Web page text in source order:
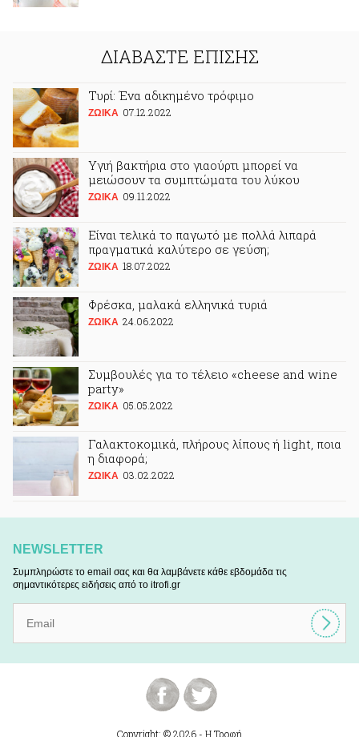
ΔΙΑΒΑΣΤΕ ΕΠΙΣΗΣ
Τυρί: Ένα αδικημένο τρόφιμο
ΖΩΙΚA 07.12.2022
Υγιή βακτήρια στο γιαούρτι μπορεί να
μειώσουν τα συμπτώματα του λύκου
ΖΩΙΚA 09.11.2022
Είναι τελικά το παγωτό με πολλά λιπαρά
πραγματικά καλύτερο σε γεύση;
ΖΩΙΚA 18.07.2022
Φρέσκα, μαλακά ελληνικά τυριά
ΖΩΙΚA 24.06.2022
Συμβουλές για το τέλειο «cheese and wine
party»
ΖΩΙΚA 05.05.2022
Γαλακτοκομικά, πλήρους λίπους ή light, ποια
η διαφορά;
ΖΩΙΚA 03.02.2022
NEWSLETTER
Συμπληρώστε το email σας και θα λαμβάνετε κάθε εβδομάδα τις
σημαντικότερες ειδήσεις από το itrofi.gr
Copyright: © 2026 - Η Τροφή